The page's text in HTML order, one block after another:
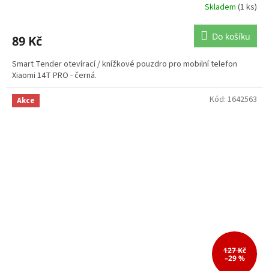
Skladem (1 ks)
89 Kč Do košíku
Smart Tender otevírací / knížkové pouzdro pro mobilní telefon
Xiaomi 14T PRO - černá.
Akce
127 Kč
–29 %
Kód: 1642563